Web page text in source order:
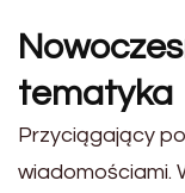
tematyka
Przyciągający
wiadomościami.